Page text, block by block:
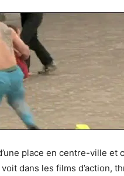
place en centre-ville et
voit dans les films d’action,